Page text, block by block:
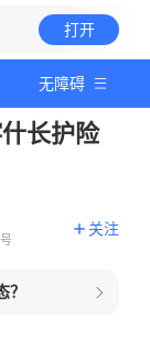
打开
无障碍
长护险
关注